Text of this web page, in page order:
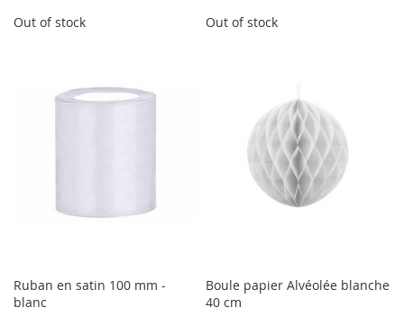
Out of stock Out of stock
Ruban en satin 100 mm -
blanc
Boule papier Alvéolée blanche
40 cm